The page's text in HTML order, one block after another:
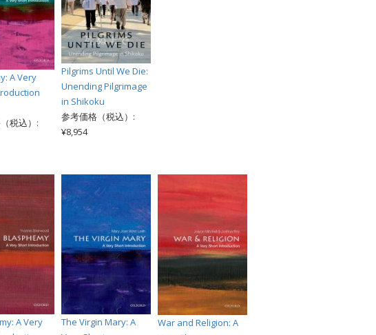
A Very
税込）:
Pilgrims Until We Die:
Unending Pilgrimage
in Shikoku
参考価格（税込）:
¥8,954
A Very
The Virgin Mary: A
War and Religion: A